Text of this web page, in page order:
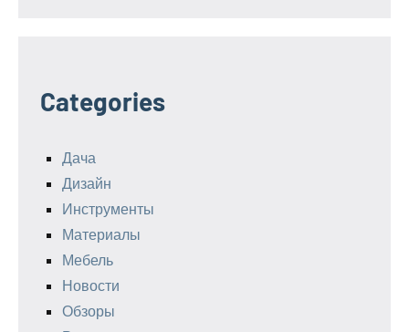
Categories
Дача
Дизайн
Инструменты
Материалы
Мебель
Новости
Обзоры